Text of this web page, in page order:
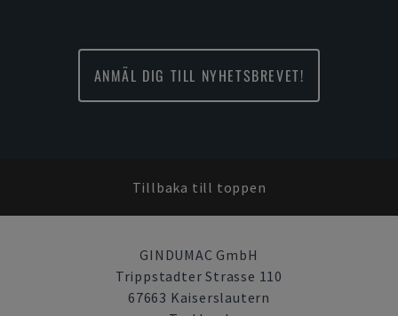
ANMÄL DIG TILL NYHETSBREVET!
Tillbaka till toppen
GINDUMAC GmbH
Trippstadter Strasse 110
67663 Kaiserslautern